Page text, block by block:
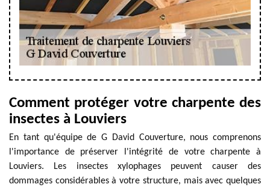
Comment protéger votre charpente des
insectes à Louviers
En tant qu'équipe de G David Couverture, nous comprenons
l'importance de préserver l'intégrité de votre charpente à
Louviers. Les insectes xylophages peuvent causer des
dommages considérables à votre structure, mais avec quelques